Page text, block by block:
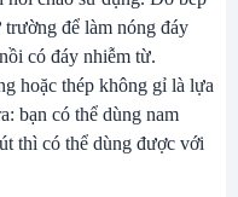
để làm nóng đáy
có đáy nhiễm từ.
hoặc thép không gỉ là lựa
bạn có thể dùng nam
thì có thể dùng được với